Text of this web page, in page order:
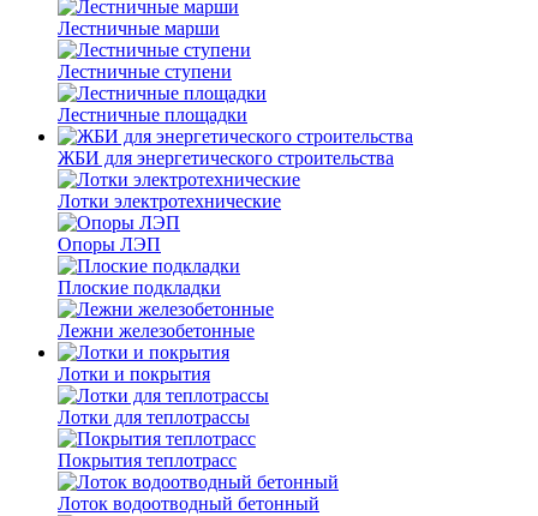
Лестничные марши
Лестничные ступени
Лестничные площадки
ЖБИ для энергетического строительства
Лотки электротехнические
Опоры ЛЭП
Плоские подкладки
Лежни железобетонные
Лотки и покрытия
Лотки для теплотрассы
Покрытия теплотрасс
Лоток водоотводный бетонный